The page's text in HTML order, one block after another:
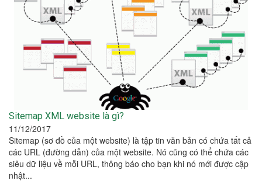
Sitemap XML website là gì?
11/12/2017
Sitemap (sơ đồ của một website) là tập tin văn bản có chứa tất cả
các URL (đường dẫn) của một website. Nó cũng có thể chứa các
siêu dữ liệu về mỗi URL, thông báo cho bạn khi nó mới được cập
nhật...